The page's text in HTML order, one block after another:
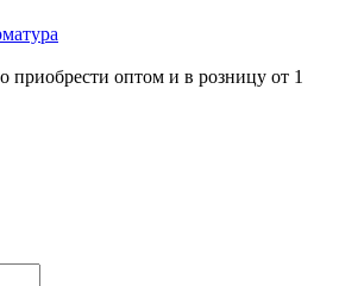
оптом и в розницу от 1